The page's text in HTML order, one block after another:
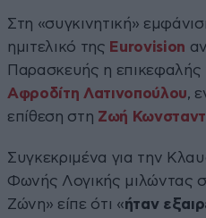
Στη «συγκινητική»
ημιτελικό της Eurovision
Παρασκευής η
Αφροδίτη Λατινοπούλου,
επίθεση στη Ζωή
Συγκεκριμένα για την
Φωνής Λογικής μιλώντας
Ζώνη» είπε ότι «ήταν